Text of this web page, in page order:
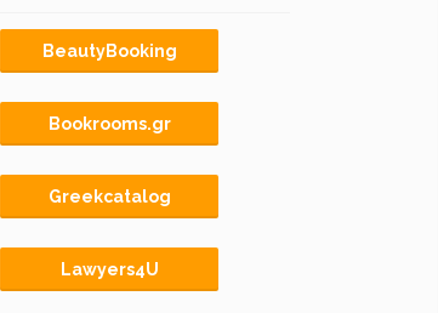
BeautyBooking
Bookrooms.gr
Greekcatalog
Lawyers4U